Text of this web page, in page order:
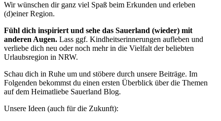
Wir wünschen dir ganz viel Spaß beim Erkunden und erleben
(d)einer Region.
Fühl dich inspiriert und sehe das Sauerland (wieder) mit
anderen Augen. Lass ggf. Kindheitserinnerungen aufleben und
verliebe dich neu oder noch mehr in die Vielfalt der beliebten
Urlaubsregion in NRW.
Schau dich in Ruhe um und stöbere durch unsere Beiträge. Im
Folgenden bekommst du einen ersten Überblick über die Themen
auf dem Heimatliebe Sauerland Blog.
Unsere Ideen (auch für die Zukunft):